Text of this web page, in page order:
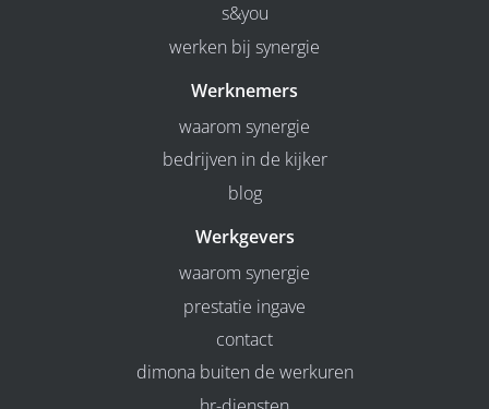
s&you
werken bij synergie
Werknemers
waarom synergie
bedrijven in de kijker
blog
Werkgevers
waarom synergie
prestatie ingave
contact
dimona buiten de werkuren